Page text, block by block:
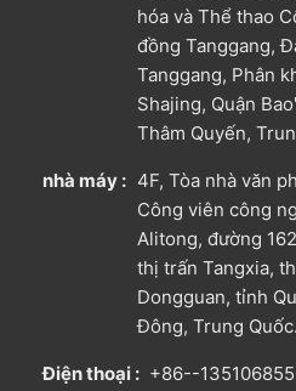
hóa và Thể thao
đồng Tanggang,
Tanggang, Phân
Shajing, Quận
Thâm Quyến,
nhà máy : 4F, Tòa nhà văn
Công viên công
Alitong, đường 162
thị trấn Tangxia,
Dongguan, tỉnh
Đông, Trung Quốc.
Điện thoại : +86--